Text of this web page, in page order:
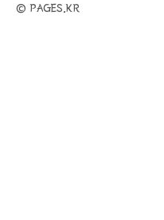
© PAGES.KR